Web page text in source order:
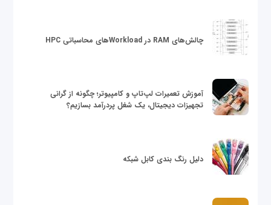
چالش‌های RAM در Workloadهای محاسباتی HPC
آموزش تعمیرات لپ‌تاپ و کامپیوتر؛ چگونه از گرانی
تجهیزات دیجیتال، یک شغل پردرآمد بسازیم؟
دلیل رنگ بندی کابل شبکه